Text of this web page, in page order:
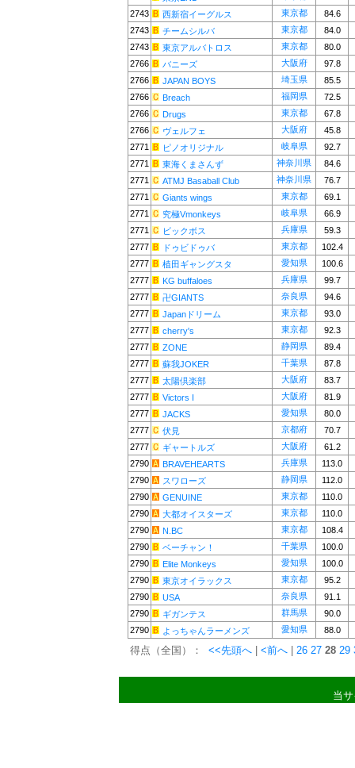
2743
西新宿イーグルス 東京都
84.6
2743
チームシルバ 東京都
84.0
2743
東京アルバトロス 東京都
80.0
2766
バニーズ 大阪府
97.8
2766
JAPAN BOYS 埼玉県
85.5
2766
Breach 福岡県
72.5
2766
Drugs 東京都
67.8
2766
ヴェルフェ 大阪府
45.8
2771
ピノオリジナル 岐阜県
92.7
2771
東海くまさんず 神奈川県
84.6
2771
ATMJ Basaball Club 神奈川県
76.7
2771
Giants wings 東京都
69.1
2771
究極Vmonkeys 岐阜県
66.9
2771
ビックボス 兵庫県
59.3
2777
ドゥビドゥバ 東京都
102.4
2777
植田ギャングスタ 愛知県
100.6
2777
KG buffaloes 兵庫県
99.7
2777
卍GIANTS 奈良県
94.6
2777
Japanドリーム 東京都
93.0
2777
cherry's 東京都
92.3
2777
ZONE 静岡県
89.4
2777
蘇我JOKER 千葉県
87.8
2777
太陽倶楽部 大阪府
83.7
2777
Victors I 大阪府
81.9
2777
JACKS 愛知県
80.0
2777
伏見 京都府
70.7
2777
ギャートルズ 大阪府
61.2
2790
BRAVEHEARTS 兵庫県
113.0
2790
スワローズ 静岡県
112.0
2790
GENUINE 東京都
110.0
2790
大都オイスターズ 東京都
110.0
2790
N.BC 東京都
108.4
2790
ベーチャン！ 千葉県
100.0
2790
Elite Monkeys 愛知県
100.0
2790
東京オイラックス 東京都
95.2
2790
USA 奈良県
91.1
2790
ギガンテス 群馬県
90.0
2790
よっちゃんラーメンズ 愛知県 88.0
得点（全国）： <<先頭へ <前へ 26 27 28 29
当